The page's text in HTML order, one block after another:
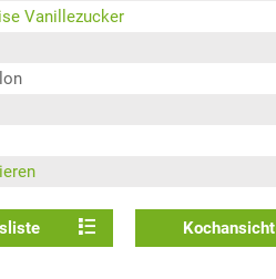
Vanillezucker
Kochansicht